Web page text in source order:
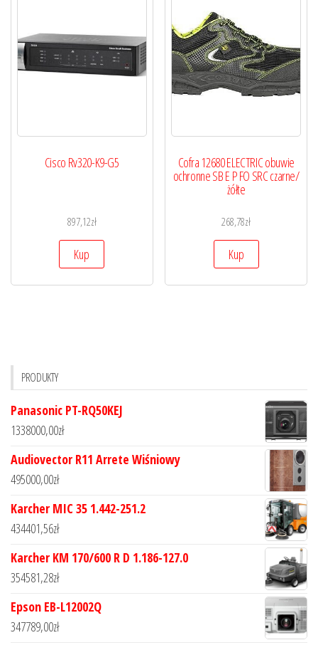
Cisco Rv320-K9-G5
897,12zł
Kup
Cofra 12680 ELECTRIC obuwie
ochronne SB E P FO SRC czarne/
żółte
268,78zł
Kup
PRODUKTY
Panasonic PT-RQ50KEJ
1338000,00zł
Audiovector R11 Arrete Wiśniowy
495000,00zł
Karcher MIC 35 1.442-251.2
434401,56zł
Karcher KM 170/600 R D 1.186-127.0
354581,28zł
Epson EB-L12002Q
347789,00zł